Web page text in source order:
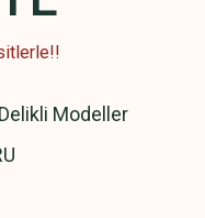
Modeller